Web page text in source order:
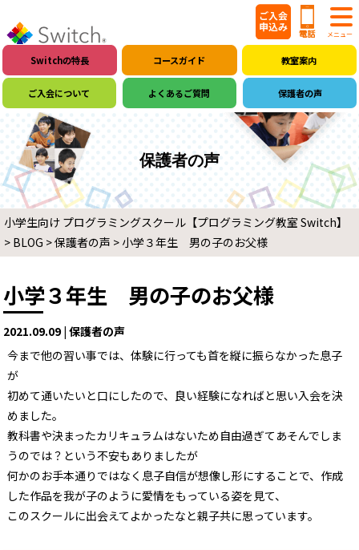
Switchの特長 コースガイド 教室案内
ご入会について よくあるご質問 保護者の声
保護者の声
小学生向け プログラミングスクール【プログラミング教室 Switch】
> BLOG >保護者の声 > 小学３年生 男の子のお父様
小学３年生 男の子のお父様
2021.09.09 | 保護者の声
今まで他の習い事では、体験に行っても首を縦に振らなかった息子
が
初めて通いたいと口にしたので、良い経験になればと思い入会を決
めました。
教科書や決まったカリキュラムはないため自由過ぎてあそんでしま
うのでは？という不安もありましたが
何かのお手本通りではなく息子自信が想像し形にすることで、作成
した作品を我が子のように愛情をもっている姿を見て、
このスクールに出会えてよかったなと親子共に思っています。